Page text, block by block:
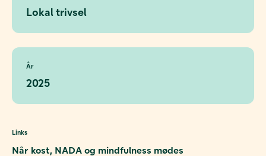
Lokal trivsel
År
2025
Links
Når kost, NADA og mindfulness mødes